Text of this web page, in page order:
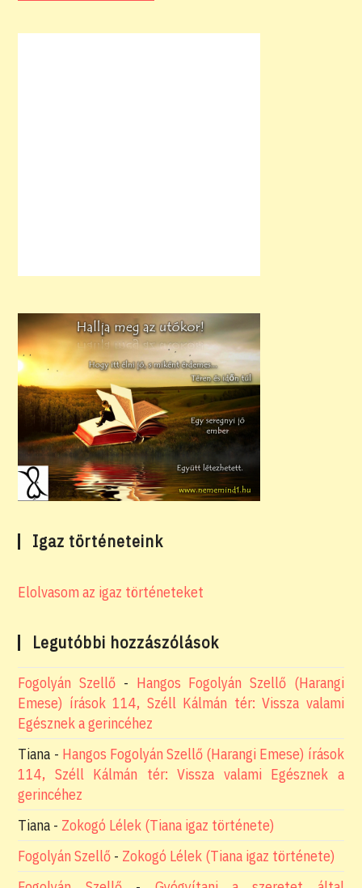
Igaz történeteink
Elolvasom az igaz történeteket
Legutóbbi hozzászólások
Fogolyán Szellő - Hangos Fogolyán Szellő (Harangi
Emese) írások 114, Széll Kálmán tér: Vissza valami
Egésznek a gerincéhez
Tiana - Hangos Fogolyán Szellő (Harangi Emese) írások
114, Széll Kálmán tér: Vissza valami Egésznek a
gerincéhez
Tiana - Zokogó Lélek (Tiana igaz története)
Fogolyán Szellő - Zokogó Lélek (Tiana igaz története)